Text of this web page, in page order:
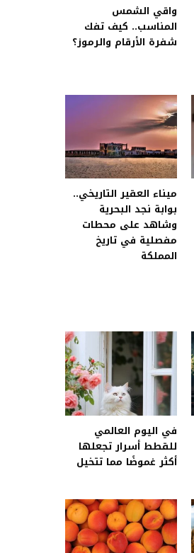
واقي الشمس
المناسب.. كيف تفك
شفرة الأرقام والرموز؟
ميناء العقير التاريخي..
بوابة نجد البحرية
وشاهد على محطات
مفصلية في تاريخ
المملكة
في اليوم العالمي
للقطط أسرار تجعلها
أكثر غموضًا مما تتخيل